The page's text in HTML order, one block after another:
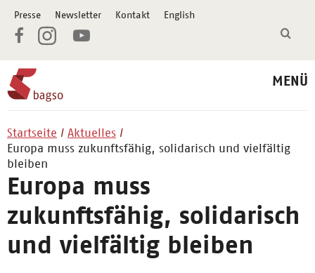
Presse Newsletter Kontakt English
MENÜ
Startseite
Aktuelles
Europa muss zukunftsfähig, solidarisch und vielfältig
bleiben
Europa muss
zukunftsfähig, solidarisch
und vielfältig bleiben